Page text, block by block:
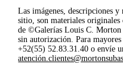
Las imágenes, descripciones y
sitio, son materiales
de ©Galerías Louis C. Morton
sin autorización. Para
+52(55) 52.83.31.40 o envíe